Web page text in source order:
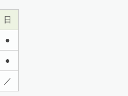
日
●
●
／